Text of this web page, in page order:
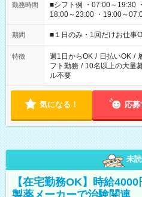
勤務時間
■シフト例 ・07:00～19:30
18:00～23:00 ・19:00～
etc ★最短で3時間で5,120円のお仕事から 15時間で2万円近く稼
げるお仕事も！ ご希望のお時間に合わせてご紹介！ ※シフトは
ください！
期間 ■１日のみ・1回だけお仕事
特徴 週1日からOK / 日払いOK /
フト勤務 / 10名以上の大量
ル不要
気になる！ 応募
未読
【在宅勤務OK】時給
製薬メーカーで治験関連